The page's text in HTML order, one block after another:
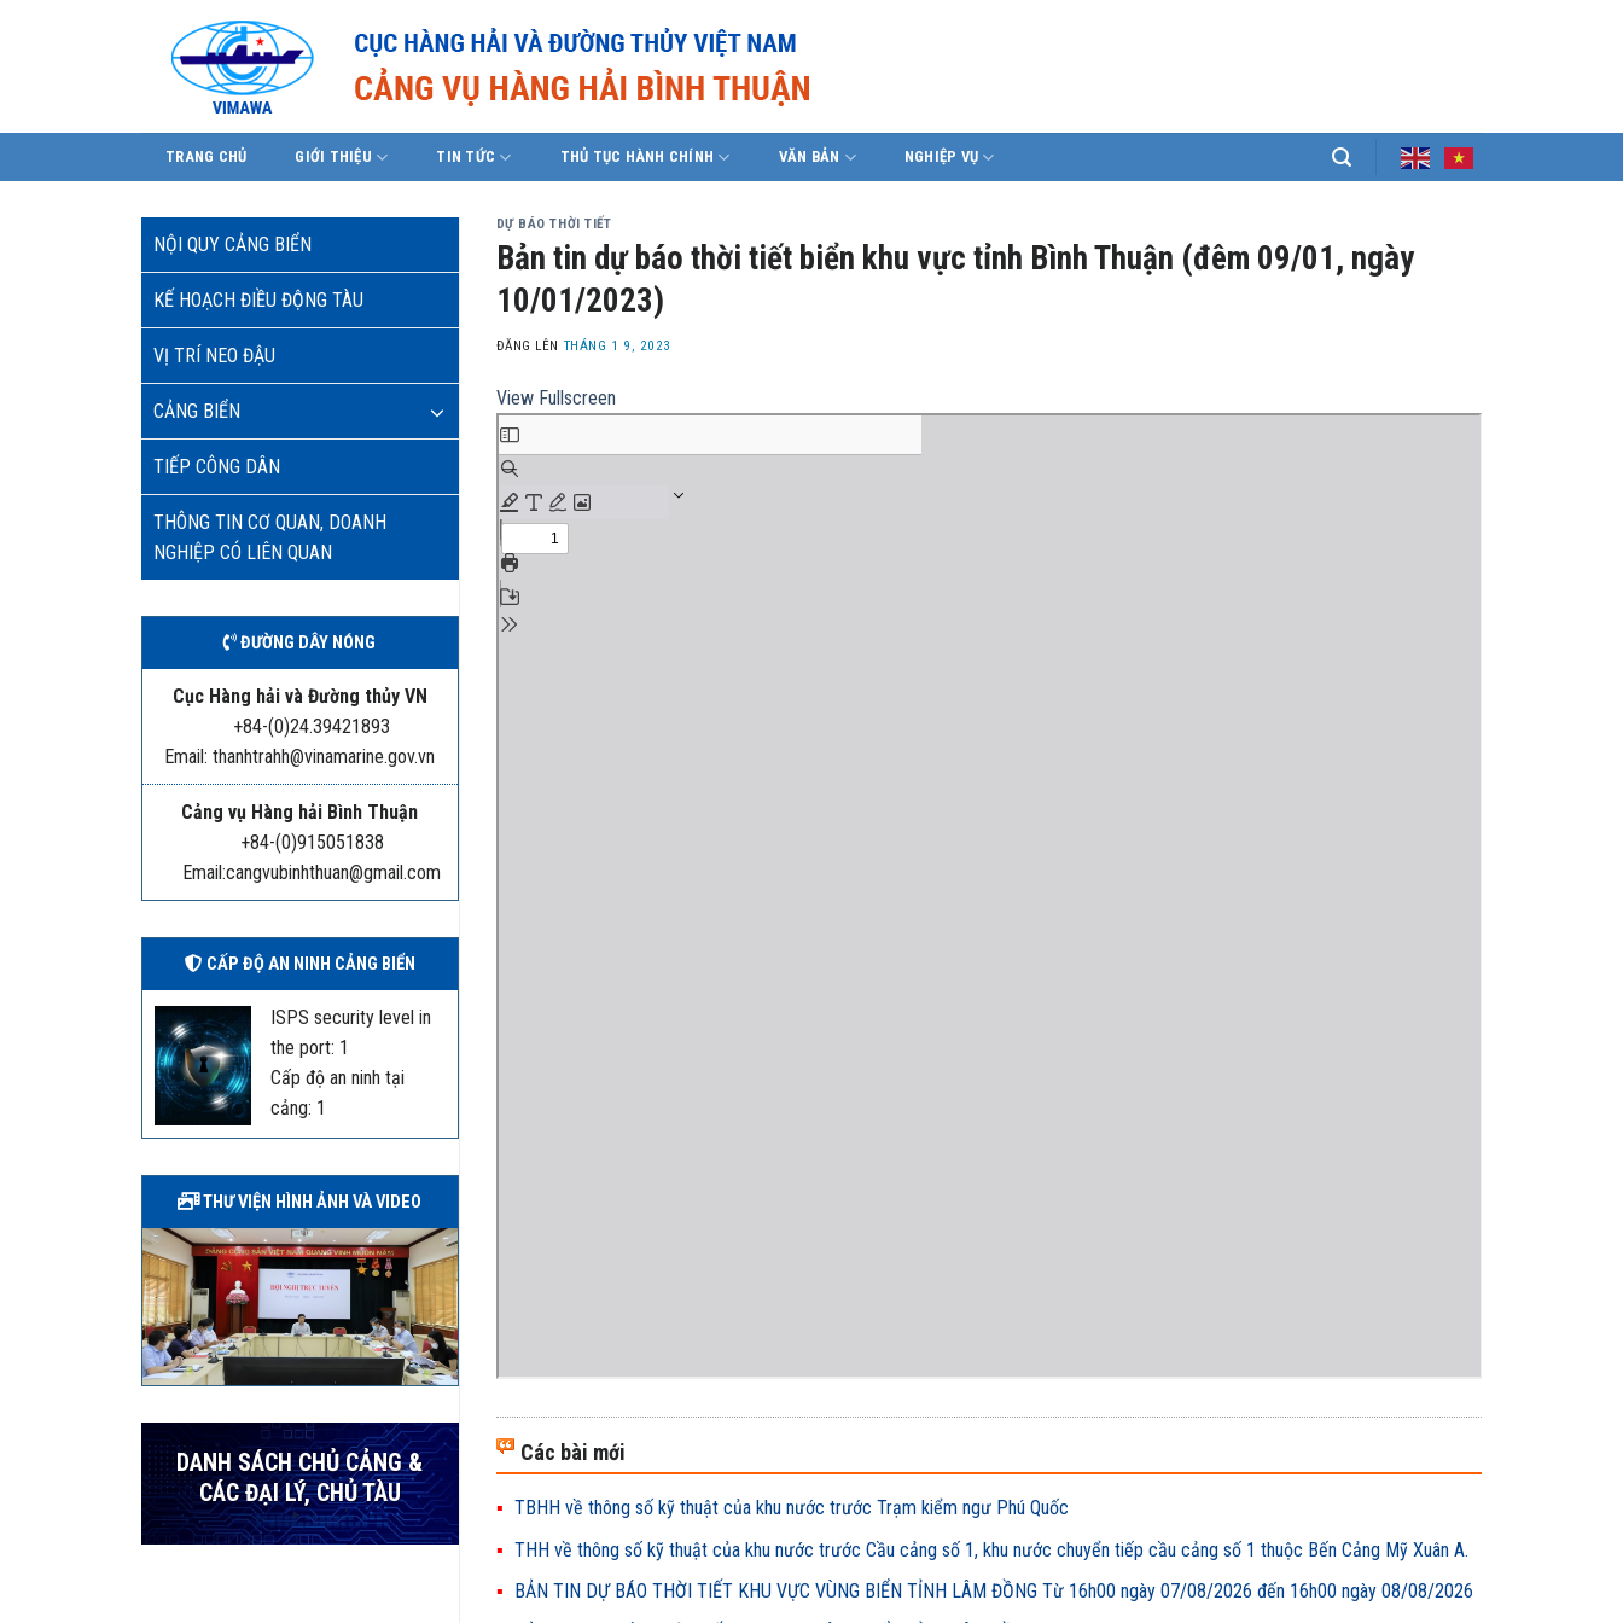
TRANG CHỦ GIỚI THIỆU TIN TỨC THỦ TỤC HÀNH CHÍNH VĂN BẢN NGHIỆP VỤ
NỘI QUY CẢNG BIỂN
KẾ HOẠCH ĐIỀU ĐỘNG TÀU
VỊ TRÍ NEO ĐẬU
CẢNG BIỂN
TIẾP CÔNG DÂN
THÔNG TIN CƠ QUAN, DOANH
NGHIỆP CÓ LIÊN QUAN
ĐƯỜNG DÂY NÓNG
Cục Hàng hải và Đường thủy VN
+84-(0)24.39421893
Email: thanhtrahh@vinamarine.gov.vn
Cảng vụ Hàng hải Bình Thuận
+84-(0)915051838
Email:cangvubinhthuan@gmail.com
CẤP ĐỘ AN NINH CẢNG BIỂN
ISPS security level in
the port: 1
Cấp độ an ninh tại
cảng: 1
THƯ VIỆN HÌNH ẢNH VÀ VIDEO
DANH SÁCH CHỦ CẢNG &
CÁC ĐẠI LÝ, CHỦ TÀU
DỰ BÁO THỜI TIẾT
Bản tin dự báo thời tiết biển khu vực tỉnh Bình Thuận (đêm 09/01, ngày
10/01/2023)
ĐĂNG LÊN THÁNG 1 9, 2023
View Fullscreen
Các bài mới
TBHH về thông số kỹ thuật của khu nước trước Trạm kiểm ngư Phú Quốc
THH về thông số kỹ thuật của khu nước trước Cầu cảng số 1, khu nước chuyển tiếp cầu cảng số 1 thuộc Bến Cảng Mỹ Xuân A.
BẢN TIN DỰ BÁO THỜI TIẾT KHU VỰC VÙNG BIỂN TỈNH LÂM ĐỒNG Từ 16h00 ngày 07/08/2026 đến 16h00 ngày 08/08/2026